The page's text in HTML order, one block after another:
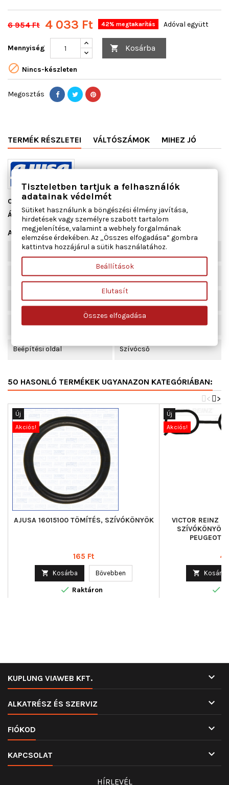
6 954 Ft 4 033 Ft 42% megtakarítás Adóval együtt
Mennyiség  Kosárba
 Nincs-készleten
Megosztás
TERMÉK RÉSZLETEI VÁLTÓSZÁMOK MIHEZ JÓ
Cikkszám13064100
ÁllapotÚj
Adatlap
Hossz [mm] 345
Tömeg [g] 11,561
Vastagság [mm] 0,8
Szélesség [mm] 95
Beépítési oldal Szívócső
50 HASONLÓ TERMÉKEK UGYANAZON KATEGÓRIÁBAN:
>
<
Új
Akciós!
AJUSA 16015100 TÖMÍTÉS, SZÍVÓKÖNYÖK
Ár
165 Ft
 Kosárba Bővebben
 Raktáron
Új
Akciós!
VICTOR REINZ
SZÍVÓKÖNYÖK
PEUGEOT
Ár4
 Kosárba

KUPLUNG VIAWEB KFT. 
ALKATRÉSZ ÉS SZERVIZ 
FIÓKOD 
KAPCSOLAT 
HÍRLEVÉL
Tiszteletben tartjuk a felhasználók
adatainak védelmét
Sütiket használunk a böngészési élmény javítása,
hirdetések vagy személyre szabott tartalom
megjelenítése, valamint a webhely forgalmának
elemzése érdekében. Az „Összes elfogadása” gombra
kattintva hozzájárul a sütik használatához.
Beállítások
Elutasít
Összes elfogadása